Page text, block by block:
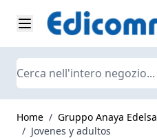
Salta al contenuto
Search
Home / Gruppo Anaya Edelsa
/ Jovenes y adultos